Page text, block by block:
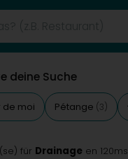
deine Suche
de moi Pétange (3)
für Drainage en 120ms